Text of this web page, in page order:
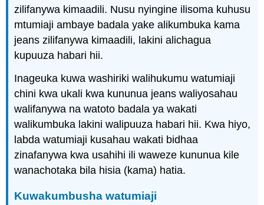
zilifanywa kimaadili. Nusu nyingine ilisoma kuhusu
mtumiaji ambaye badala yake alikumbuka kama
jeans zilifanywa kimaadili, lakini alichagua
kupuuza habari hii.
Inageuka kuwa washiriki walihukumu watumiaji
chini kwa ukali kwa kununua jeans waliyosahau
walifanywa na watoto badala ya wakati
walikumbuka lakini walipuuza habari hii. Kwa hiyo,
labda watumiaji kusahau wakati bidhaa
zinafanywa kwa usahihi ili waweze kununua kile
wanachotaka bila hisia (kama) hatia.
Kuwakumbusha watumiaji